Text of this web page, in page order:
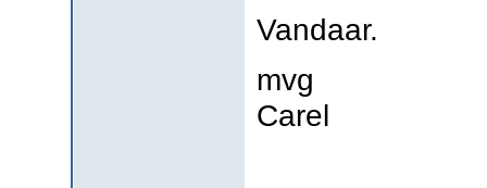
Vandaar.
mvg
Carel